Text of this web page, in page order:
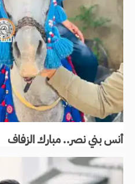
أنس بني نصر.. مبارك الزفاف